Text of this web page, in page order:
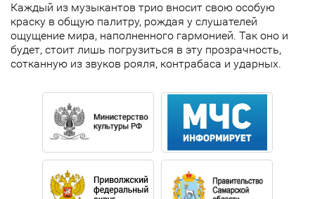
Каждый из музыкантов трио вносит свою особую
краску в общую палитру, рождая у слушателей
ощущение мира, наполненного гармонией. Так оно и
будет, стоит лишь погрузиться в эту прозрачность,
сотканную из звуков рояля, контрабаса и ударных.